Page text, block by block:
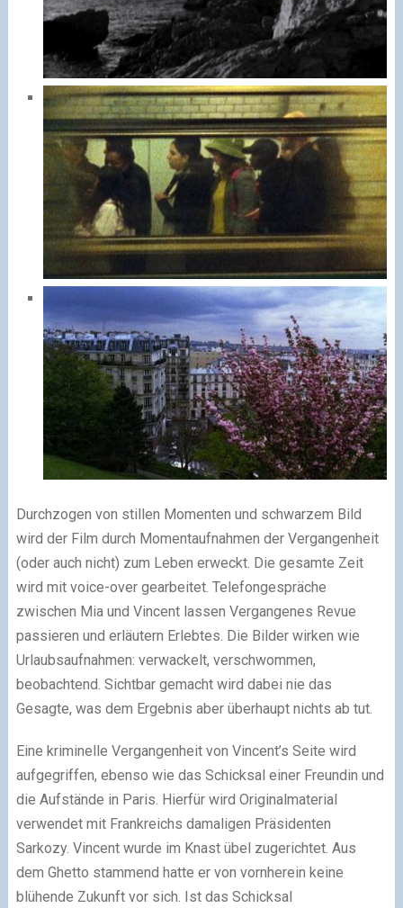
Durchzogen von stillen Momenten und schwarzem Bild
wird der Film durch Momentaufnahmen der Vergangenheit
(oder auch nicht) zum Leben erweckt. Die gesamte Zeit
wird mit voice-over gearbeitet. Telefongespräche
zwischen Mia und Vincent lassen Vergangenes Revue
passieren und erläutern Erlebtes. Die Bilder wirken wie
Urlaubsaufnahmen: verwackelt, verschwommen,
beobachtend. Sichtbar gemacht wird dabei nie das
Gesagte, was dem Ergebnis aber überhaupt nichts ab tut.
Eine kriminelle Vergangenheit von Vincent’s Seite wird
aufgegriffen, ebenso wie das Schicksal einer Freundin und
die Aufstände in Paris. Hierfür wird Originalmaterial
verwendet mit Frankreichs damaligen Präsidenten
Sarkozy. Vincent wurde im Knast übel zugerichtet. Aus
dem Ghetto stammend hatte er von vornherein keine
blühende Zukunft vor sich. Ist das Schicksal